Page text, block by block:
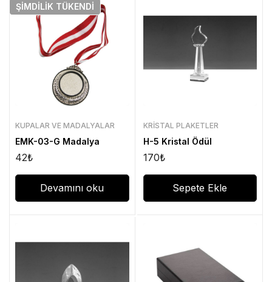
ŞIMDILIK TÜKENDI
KUPALAR VE MADALYALAR
EMK-03-G Madalya
42₺
Devamını oku
KRISTAL PLAKETLER
H-5 Kristal Ödül
170₺
Sepete Ekle